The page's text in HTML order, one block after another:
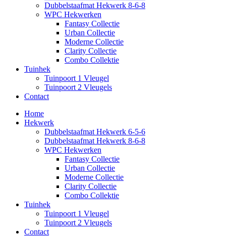
Dubbelstaafmat Hekwerk 8-6-8
WPC Hekwerken
Fantasy Collectie
Urban Collectie
Moderne Collectie
Clarity Collectie
Combo Collektie
Tuinhek
Tuinpoort 1 Vleugel
Tuinpoort 2 Vleugels
Contact
Home
Hekwerk
Dubbelstaafmat Hekwerk 6-5-6
Dubbelstaafmat Hekwerk 8-6-8
WPC Hekwerken
Fantasy Collectie
Urban Collectie
Moderne Collectie
Clarity Collectie
Combo Collektie
Tuinhek
Tuinpoort 1 Vleugel
Tuinpoort 2 Vleugels
Contact